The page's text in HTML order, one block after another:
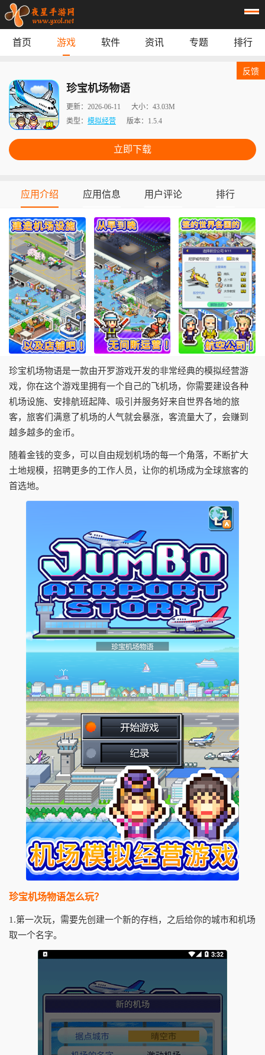
专题 榜单
首页 游戏 软件 资讯 专题 排行
珍宝机场物语
更新： 2026-06-11 大小： 43.03M
类型： 模拟经营 版本： 1.5.4
立即下载
反馈
应用介绍 应用信息 用户评论 排行
珍宝机场物语是一款由开罗游戏开发的非常经典的模拟经营游
戏，你在这个游戏里拥有一个自己的飞机场，你需要建设各种
机场设施、安排航班起降、吸引并服务好来自世界各地的旅
客，旅客们满意了机场的人气就会暴涨，客流量大了，会赚到
越多越多的金币。
随着金钱的变多，可以自由规划机场的每一个角落，不断扩大
土地规模，招聘更多的工作人员，让你的机场成为全球旅客的
首选地。
珍宝机场物语怎么玩？
1.第一次玩，需要先创建一个新的存档，之后给你的城市和机场
取一个名字。